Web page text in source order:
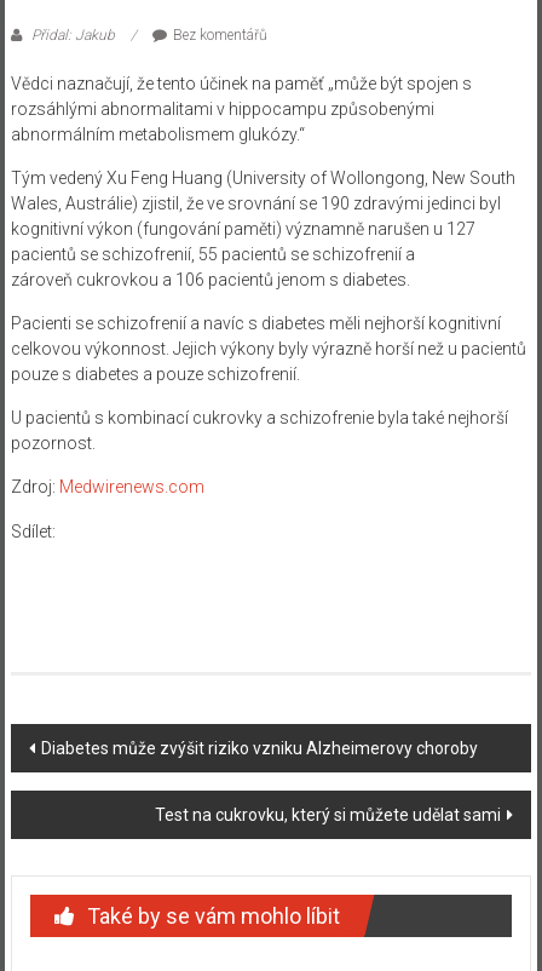
Přidal: Jakub Bez komentářů
Vědci naznačují, že tento účinek na paměť „může být spojen s
rozsáhlými abnormalitami v hippocampu způsobenými
abnormálním metabolismem glukózy.“
Tým vedený Xu Feng Huang (University of Wollongong, New South
Wales, Austrálie) zjistil, že ve srovnání se 190 zdravými jedinci byl
kognitivní výkon (fungování paměti) významně narušen u 127
pacientů se schizofrenií, 55 pacientů se schizofrenií a
zároveň cukrovkou a 106 pacientů jenom s diabetes.
Pacienti se schizofrenií a navíc s diabetes měli nejhorší kognitivní
celkovou výkonnost. Jejich výkony byly výrazně horší než u pacientů
pouze s diabetes a pouze schizofrenií.
U pacientů s kombinací cukrovky a schizofrenie byla také nejhorší
pozornost.
Zdroj: Medwirenews.com
Sdílet:
Navigace
příspěvku
Diabetes může zvýšit riziko vzniku Alzheimerovy choroby
Test na cukrovku, který si můžete udělat sami
Také by se vám mohlo líbit